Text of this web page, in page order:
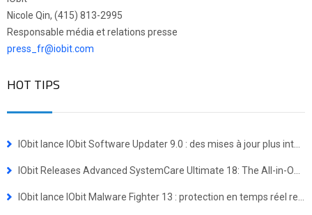
Nicole Qin, (415) 813-2995
Responsable média et relations presse
press_fr@iobit.com
HOT TIPS